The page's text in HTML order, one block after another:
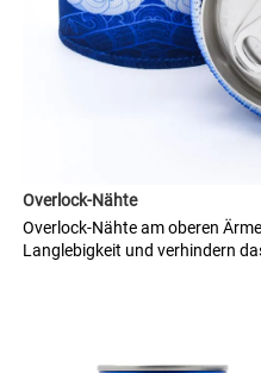
Overlock-Nähte
Overlock-Nähte am oberen
Langlebigkeit und verhindern